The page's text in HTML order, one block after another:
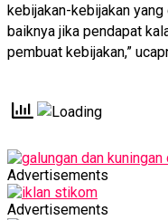
kebijakan-kebijakan
baiknya jika pendapat
pembuat kebijakan,”
Advertisements
Advertisements